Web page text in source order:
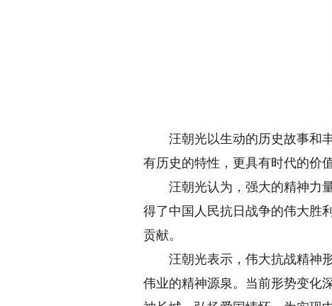
汪朝光以生动的历史故事和丰
有历史的特性，更具有时代的价值
汪朝光认为，强大的精神力量
得了中国人民抗日战争的伟大胜
贡献。
汪朝光表示，伟大抗战精神形
伟业的精神源泉。当前形势变化